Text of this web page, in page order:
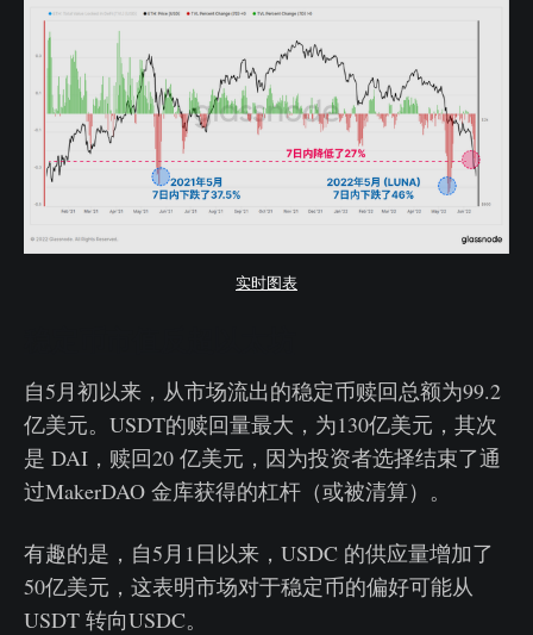
实时图表
自5月初以来，从市场流出的稳定币赎回总额为99.2
亿美元。USDT的赎回量最大，为130亿美元，其次
是 DAI，赎回20 亿美元，因为投资者选择结束了通
过MakerDAO 金库获得的杠杆（或被清算）。
有趣的是，自5月1日以来，USDC 的供应量增加了
50亿美元，这表明市场对于稳定币的偏好可能从
USDT 转向USDC。